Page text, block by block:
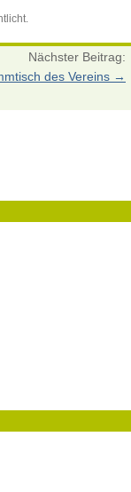
Nächster Beitrag:
des Vereins →